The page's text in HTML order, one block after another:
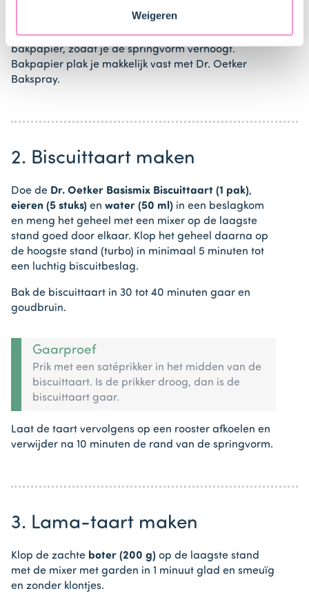
Weigeren
Bekleed de randen van de bakvorm met het
bakpapier, zodat je de springvorm verhoogt.
Bakpapier plak je makkelijk vast met Dr. Oetker
Bakspray.
2. Biscuittaart maken
Doe de Dr. Oetker Basismix Biscuittaart (1 pak),
eieren (5 stuks) en water (50 ml) in een beslagkom
en meng het geheel met een mixer op de laagste
stand goed door elkaar. Klop het geheel daarna op
de hoogste stand (turbo) in minimaal 5 minuten tot
een luchtig biscuitbeslag.
Bak de biscuittaart in 30 tot 40 minuten gaar en
goudbruin.
Gaarproef
Prik met een satéprikker in het midden van de
biscuittaart. Is de prikker droog, dan is de
biscuittaart gaar.
Laat de taart vervolgens op een rooster afkoelen en
verwijder na 10 minuten de rand van de springvorm.
3. Lama-taart maken
Klop de zachte boter (200 g) op de laagste stand
met de mixer met garden in 1 minuut glad en smeuïg
en zonder klontjes.